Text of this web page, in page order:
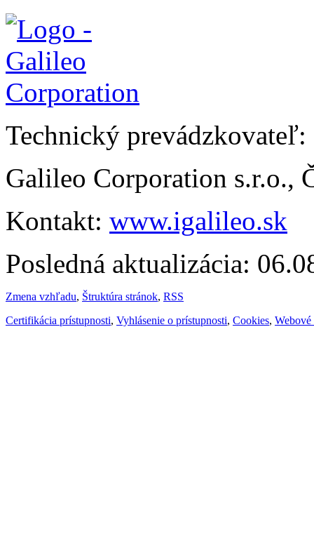
Technický prevádzkovateľ:
Galileo Corporation s.r.o.,
Kontakt: www.igalileo.sk
Posledná aktualizácia:
Zmena vzhľadu, Štruktúra stránok, RSS
Certifikácia prístupnosti, Vyhlásenie o prístupnosti, Cookies, Webové